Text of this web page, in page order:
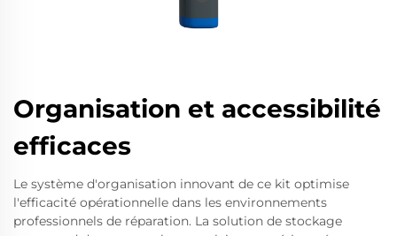
Organisation et accessibilité
efficaces
Le système d'organisation innovant de ce kit optimise
l'efficacité opérationnelle dans les environnements
professionnels de réparation. La solution de stockage